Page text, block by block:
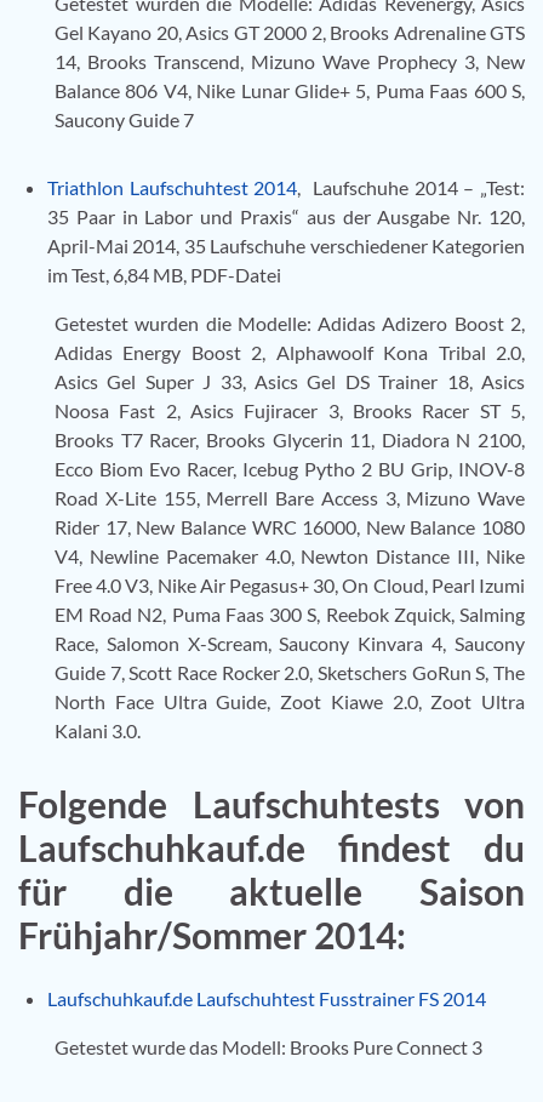
Gel Kayano 20, Asics GT 2000 2, Brooks Adrenaline GTS
14, Brooks Transcend, Mizuno Wave Prophecy 3, New
Balance 806 V4, Nike Lunar Glide+ 5, Puma Faas 600 S,
Saucony Guide 7
Triathlon Laufschuhtest 2014, Laufschuhe 2014 – „Test:
35 Paar in Labor und Praxis“ aus der Ausgabe Nr. 120,
April-Mai 2014, 35 Laufschuhe verschiedener Kategorien
im Test, 6,84 MB, PDF-Datei
Getestet wurden die Modelle: Adidas Adizero Boost 2,
Adidas Energy Boost 2, Alphawoolf Kona Tribal 2.0,
Asics Gel Super J 33, Asics Gel DS Trainer 18, Asics
Noosa Fast 2, Asics Fujiracer 3, Brooks Racer ST 5,
Brooks T7 Racer, Brooks Glycerin 11, Diadora N 2100,
Ecco Biom Evo Racer, Icebug Pytho 2 BU Grip, INOV-8
Road X-Lite 155, Merrell Bare Access 3, Mizuno Wave
Rider 17, New Balance WRC 16000, New Balance 1080
V4, Newline Pacemaker 4.0, Newton Distance III, Nike
Free 4.0 V3, Nike Air Pegasus+ 30, On Cloud, Pearl Izumi
EM Road N2, Puma Faas 300 S, Reebok Zquick, Salming
Race, Salomon X-Scream, Saucony Kinvara 4, Saucony
Guide 7, Scott Race Rocker 2.0, Sketschers GoRun S, The
North Face Ultra Guide, Zoot Kiawe 2.0, Zoot Ultra
Kalani 3.0.
Folgende Laufschuhtests von
Laufschuhkauf.de findest du
für die aktuelle Saison
Frühjahr/Sommer 2014:
Laufschuhkauf.de Laufschuhtest Fusstrainer FS 2014
Getestet wurde das Modell: Brooks Pure Connect 3